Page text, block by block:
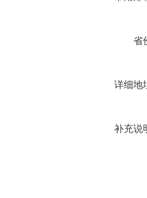
省
详细地
补充说